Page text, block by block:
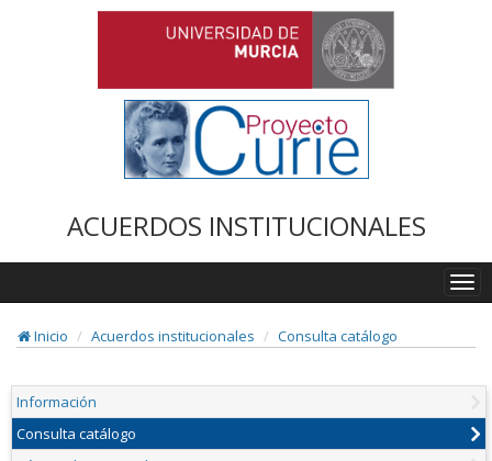
ACUERDOS INSTITUCIONALES
Inicio
Acuerdos institucionales Consulta catálogo
Información
Consulta catálogo